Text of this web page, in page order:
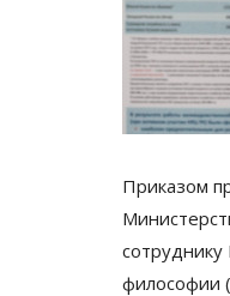
Приказом
философии